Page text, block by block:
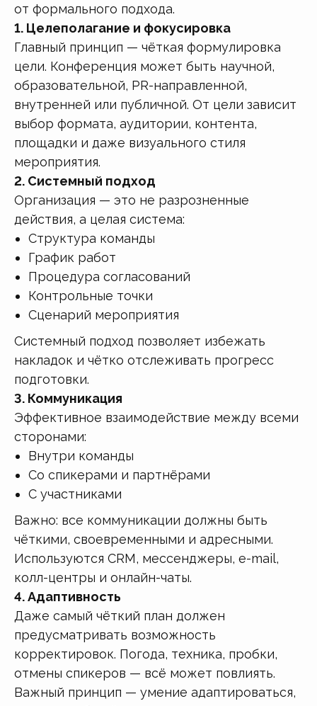
от формального подхода.
1. Целеполагание и фокусировка
Главный принцип — чёткая формулировка
цели. Конференция может быть научной,
образовательной, PR-направленной,
внутренней или публичной. От цели зависит
выбор формата, аудитории, контента,
площадки и даже визуального стиля
мероприятия.
2. Системный подход
Организация — это не разрозненные
действия, а целая система:
Структура команды
График работ
Процедура согласований
Контрольные точки
Сценарий мероприятия
Системный подход позволяет избежать
накладок и чётко отслеживать прогресс
подготовки.
3. Коммуникация
Эффективное взаимодействие между всеми
сторонами:
Внутри команды
Со спикерами и партнёрами
С участниками
Важно: все коммуникации должны быть
чёткими, своевременными и адресными.
Используются CRM, мессенджеры, e-mail,
колл-центры и онлайн-чаты.
4. Адаптивность
Даже самый чёткий план должен
предусматривать возможность
корректировок. Погода, техника, пробки,
отмены спикеров — всё может повлиять.
Важный принцип — умение адаптироваться,